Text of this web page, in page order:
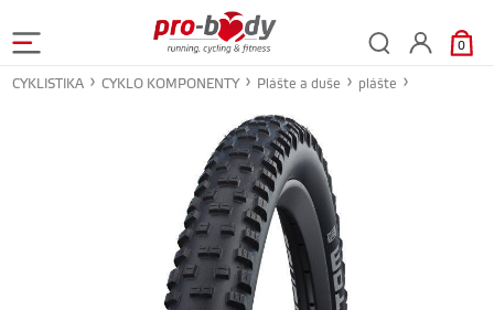
0
CYKLISTIKA CYKLO KOMPONENTY Plášte a duše plášte